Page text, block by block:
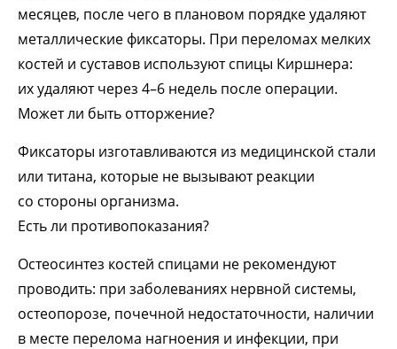
месяцев, после чего в плановом порядке удаляют
металлические фиксаторы. При переломах мелких
костей и суставов используют спицы Киршнера:
их удаляют через 4–6 недель после операции.
Может ли быть отторжение?
Фиксаторы изготавливаются из медицинской стали
или титана, которые не вызывают реакции
со стороны организма.
Есть ли противопоказания?
Остеосинтез костей спицами не рекомендуют
проводить: при заболеваниях нервной системы,
остеопорозе, почечной недостаточности, наличии
в месте перелома нагноения и инфекции, при